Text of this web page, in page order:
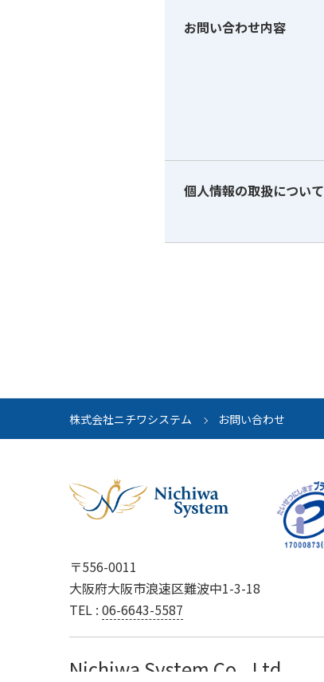
お問い合わせ内容
個人情報の取扱について
株式会社ニチワシステム お問い合わせ
〒556-0011
大阪府大阪市浪速区難波中1-3-18
TEL : 06-6643-5587
Nichiwa System Co., Ltd